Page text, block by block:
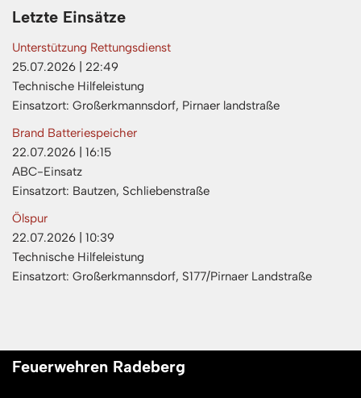
Letzte Einsätze
Unterstützung Rettungsdienst
25.07.2026
22:49
Technische Hilfeleistung
Einsatzort: Großerkmannsdorf, Pirnaer landstraße
Brand Batteriespeicher
22.07.2026
16:15
ABC-Einsatz
Einsatzort: Bautzen, Schliebenstraße
Ölspur
22.07.2026
10:39
Technische Hilfeleistung
Einsatzort: Großerkmannsdorf, S177/Pirnaer Landstraße
Feuerwehren Radeberg